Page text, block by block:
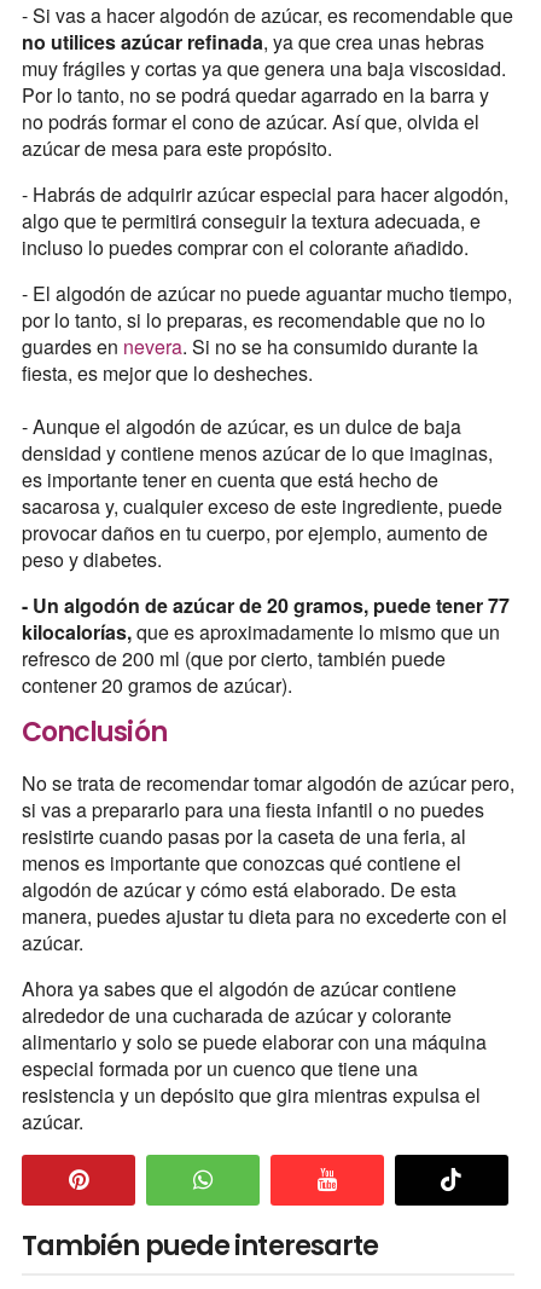
- Si vas a hacer algodón de azúcar, es recomendable que
no utilices azúcar refinada, ya que crea unas hebras
muy frágiles y cortas ya que genera una baja viscosidad.
Por lo tanto, no se podrá quedar agarrado en la barra y
no podrás formar el cono de azúcar. Así que, olvida el
azúcar de mesa para este propósito.
- Habrás de adquirir azúcar especial para hacer algodón,
algo que te permitirá conseguir la textura adecuada, e
incluso lo puedes comprar con el colorante añadido.
- El algodón de azúcar no puede aguantar mucho tiempo,
por lo tanto, si lo preparas, es recomendable que no lo
guardes en nevera. Si no se ha consumido durante la
fiesta, es mejor que lo desheches.
- Aunque el algodón de azúcar, es un dulce de baja
densidad y contiene menos azúcar de lo que imaginas,
es importante tener en cuenta que está hecho de
sacarosa y, cualquier exceso de este ingrediente, puede
provocar daños en tu cuerpo, por ejemplo, aumento de
peso y diabetes.
- Un algodón de azúcar de 20 gramos, puede tener 77
kilocalorías,que es aproximadamente lo mismo que un
refresco de 200 ml (que por cierto, también puede
contener 20 gramos de azúcar).
Conclusión
No se trata de recomendar tomar algodón de azúcar pero,
si vas a prepararlo para una fiesta infantil o no puedes
resistirte cuando pasas por la caseta de una feria, al
menos es importante que conozcas qué contiene el
algodón de azúcar y cómo está elaborado. De esta
manera, puedes ajustar tu dieta para no excederte con el
azúcar.
Ahora ya sabes que el algodón de azúcar contiene
alrededor de una cucharada de azúcar y colorante
alimentario y solo se puede elaborar con una máquina
especial formada por un cuenco que tiene una
resistencia y un depósito que gira mientras expulsa el
azúcar.
También puede interesarte